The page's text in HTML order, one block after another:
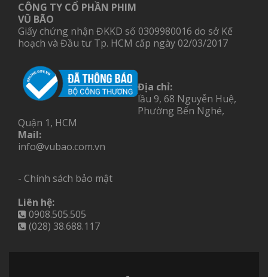
CÔNG TY CỔ PHẦN PHIM
VŨ BÃO
Giấy chứng nhận ĐKKD số 0309980016 do sở Kế
hoạch và Đầu tư Tp. HCM cấp ngày 02/03/2017
Địa chỉ:
lầu 9, 68 Nguyễn Huệ,
Phường Bến Nghé,
Quận 1, HCM
Mail:
info@vubao.com.vn
- Chính sách bảo mật
Liên hệ:
0908.505.505
(028) 38.688.117